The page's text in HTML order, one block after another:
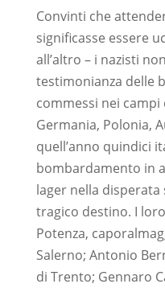
Convinti che
significasse essere
all’altro – i nazisti
testimonianza delle
commessi nei
Germania, Polonia,
quell’anno quindici
bombardamento in
lager nella
tragico destino. I
Potenza,
Salerno; Antonio
di Trento; Gennaro